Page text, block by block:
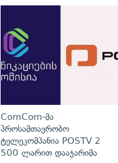
ComCom-მა
პროსამთავრობო
ტელეკომპანია POSTV 2
500 ლარით დააჯარიმა